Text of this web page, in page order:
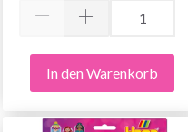
In den Warenkorb